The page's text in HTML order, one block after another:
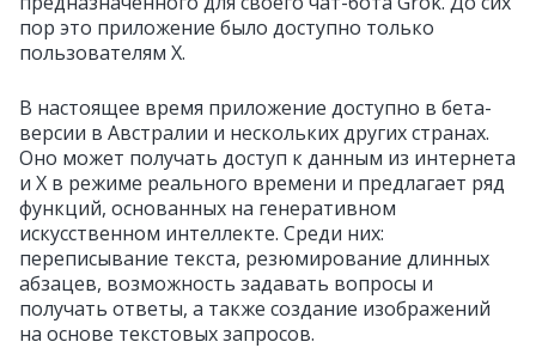
пор это приложение было доступно только
пользователям X.
В настоящее время приложение доступно в бета-
версии в Австралии и нескольких других странах.
Оно может получать доступ к данным из интернета
и X в режиме реального времени и предлагает ряд
функций, основанных на генеративном
искусственном интеллекте. Среди них:
переписывание текста, резюмирование длинных
абзацев, возможность задавать вопросы и
получать ответы, а также создание изображений
на основе текстовых запросов.